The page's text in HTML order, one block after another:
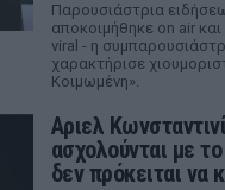
Παρουσιάστρια
αποκοιμήθηκε on air
viral - η
χαρακτήρισε
Κοιμωμένη».
Αριελ
ασχολούνται με
δεν πρόκειται να